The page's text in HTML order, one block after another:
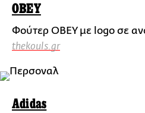
OBEY
Φούτερ OBEY με logo σε
thekouls.gr
Adidas